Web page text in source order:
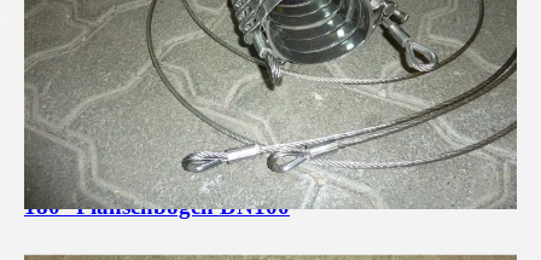
180° Flanschbogen DN100